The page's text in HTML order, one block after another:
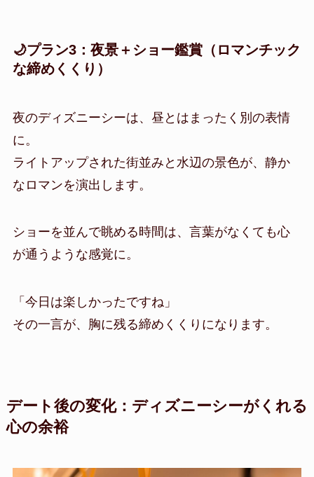
🌙プラン3：夜景＋ショー鑑賞（ロマンチック
な締めくくり）
夜のディズニーシーは、昼とはまったく別の表情
に。
ライトアップされた街並みと水辺の景色が、静か
なロマンを演出します。
ショーを並んで眺める時間は、言葉がなくても心
が通うような感覚に。
「今日は楽しかったですね」
その一言が、胸に残る締めくくりになります。
デート後の変化：ディズニーシーがくれる
心の余裕